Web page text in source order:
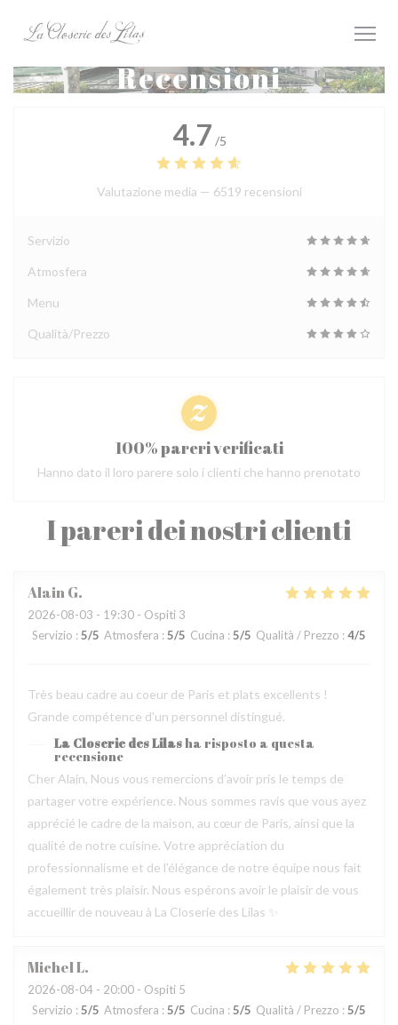
Recensioni
I pareri dei nostri clienti
AlainG
2026-08-03 - 19:30 - Ospiti 3
Servizio : 5/5 Atmosfera : 5/5 Cucina : 5/5 Qualità / Prezzo : 4/5
Très beau cadre au coeur de Paris et plats excellents !
Grande compétence d'un personnel distingué.
La Closerie des Lilasha risposto a questa
recensione
Cher Alain, Nous vous remercions d’avoir pris le temps de
partager votre expérience. Nous sommes ravis que vous ayez
apprécié le cadre de la maison, au cœur de Paris, ainsi que la
qualité de notre cuisine. Votre appréciation du
professionnalisme et de l’élégance de notre équipe nous fait
également très plaisir. Nous espérons avoir le plaisir de vous
accueillir de nouveau à La Closerie des Lilas ✨
MichelL
2026-08-04 - 20:00 - Ospiti 5
Servizio : 5/5 Atmosfera : 5/5 Cucina : 5/5 Qualità / Prezzo : 5/5
4.7 /5
Valutazione media — 6519 recensioni
Servizio
Atmosfera
Menu
Qualità/Prezzo
100% pareri verificati
Hanno dato il loro parere solo i clienti che hanno prenotato